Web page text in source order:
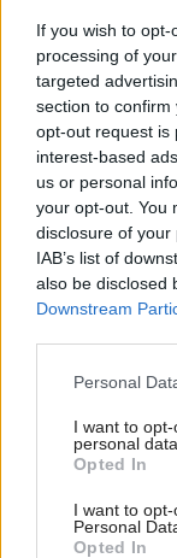
If you wish to
processing of
targeted
section to
opt-out request is
interest-based
us or personal
your opt-out. You
disclosure of
IAB’s list of
also be disclosed
Downstream
Please note that
not limited to
grant or deny
use your data for
consent section.
Personal
I want to
personal data.
Opted In
I want to
Personal
Opted In
Vyberáme
prijateľné
starať?